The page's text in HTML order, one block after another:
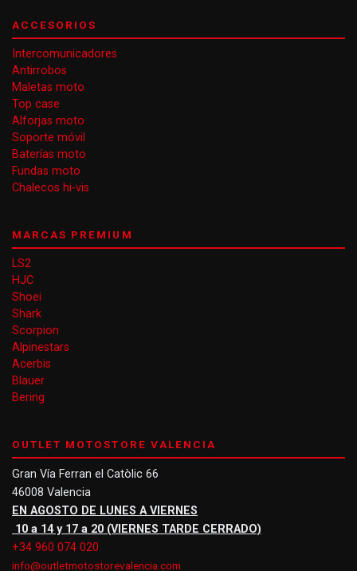
ACCESORIOS
Intercomunicadores
Antirrobos
Maletas moto
Top case
Alforjas moto
Soporte móvil
Baterías moto
Fundas moto
Chalecos hi-vis
MARCAS PREMIUM
LS2
HJC
Shoei
Shark
Scorpion
Alpinestars
Acerbis
Blauer
Bering
OUTLET MOTOSTORE VALENCIA
Gran Vía Ferran el Catòlic 66
46008 Valencia
EN AGOSTO DE LUNES A VIERNES
10 a 14 y 17 a 20 (VIERNES TARDE CERRADO)
+34 960 074 020
info@outletmotostorevalencia.com